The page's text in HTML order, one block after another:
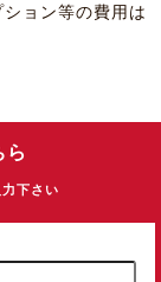
ョン等の費⽤は
ら
下さい